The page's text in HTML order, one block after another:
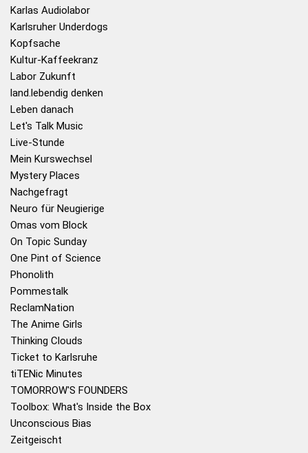
Karlas Audiolabor
Karlsruher Underdogs
Kopfsache
Kultur-Kaffeekranz
Labor Zukunft
land.lebendig denken
Leben danach
Let's Talk Music
Live-Stunde
Mein Kurswechsel
Mystery Places
Nachgefragt
Neuro für Neugierige
Omas vom Block
On Topic Sunday
One Pint of Science
Phonolith
Pommestalk
ReclamNation
The Anime Girls
Thinking Clouds
Ticket to Karlsruhe
tiTENic Minutes
TOMORROW'S FOUNDERS
Toolbox: What's Inside the Box
Unconscious Bias
Zeitgeischt